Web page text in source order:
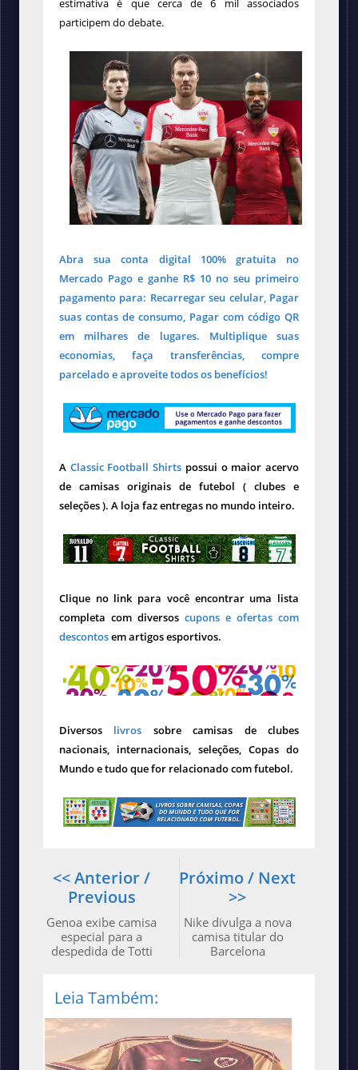
estimativa é que cerca de 6 mil associados
participem do debate.
Abra sua conta digital 100% gratuita no
Mercado Pago e ganhe R$ 10 no seu primeiro
pagamento para: Recarregar seu celular, Pagar
suas contas de consumo, Pagar com código QR
em milhares de lugares. Multiplique suas
economias, faça transferências, compre
parcelado e aproveite todos os benefícios!
A Classic Football Shirts possui o maior acervo
de camisas originais de futebol ( clubes e
seleções ). A loja faz entregas no mundo inteiro.
Clique no link para você encontrar uma lista
completa com diversos cupons e ofertas com
descontosem artigos esportivos.
Diversos livros sobre camisas de clubes
nacionais, internacionais, seleções, Copas do
Mundo e tudo que for relacionado com futebol.
Próximo / Next
>>
Nike divulga a nova
camisa titular do
Barcelona
<< Anterior /
Previous
Genoa exibe camisa
especial para a
despedida de Totti
Leia Também: